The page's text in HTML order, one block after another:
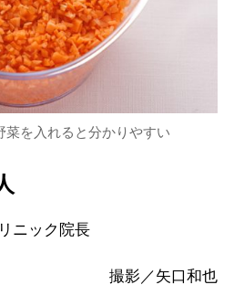
を入れると分かりやすい
ニック院長
撮影／矢口和也